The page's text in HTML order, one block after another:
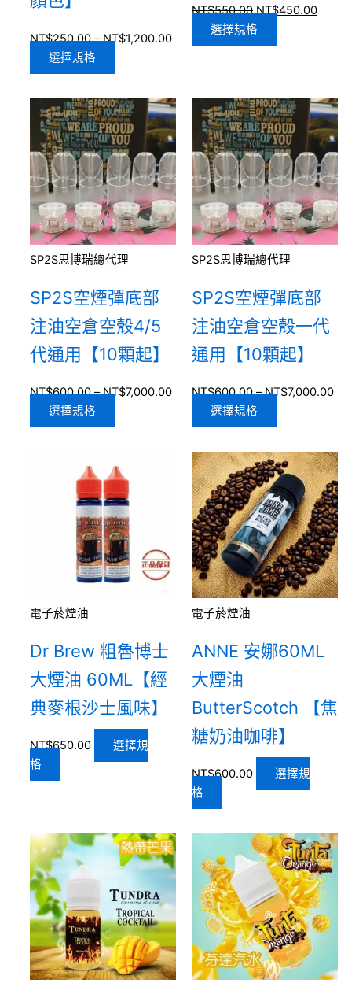
NT$250.00 – NT$1,200.00
選擇規格
NT$550.00 NT$450.00
選擇規格
SP2S思博瑞總代理
SP2S空煙彈底部
注油空倉空殼4/5
代通用【10顆起】
NT$600.00 – NT$7,000.00
選擇規格
SP2S思博瑞總代理
SP2S空煙彈底部
注油空倉空殼一代
通用【10顆起】
NT$600.00 – NT$7,000.00
選擇規格
電子菸煙油
Dr Brew 粗魯博士
大煙油 60ML【經
典麥根沙士風味】
NT$650.00
選擇規
格
電子菸煙油
ANNE 安娜60ML
大煙油
ButterScotch 【焦
糖奶油咖啡】
NT$600.00
選擇規
格